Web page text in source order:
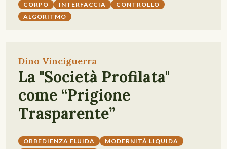
CORPO INTERFACCIA
CONTROLLO
ALGORITMO
Dino Vinciguerra
La "Società Profilata"
come “Prigione
Trasparente”
OBBEDIENZA FLUIDA
MODERNITÀ LIQUIDA